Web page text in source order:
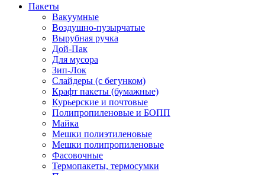
Пакеты
Вакуумные
Воздушно-пузырчатые
Вырубная ручка
Дой-Пак
Для мусора
Зип-Лок
Слайдеры (с бегунком)
Крафт пакеты (бумажные)
Курьерские и почтовые
Полипропиленовые и БОПП
Майка
Мешки полиэтиленовые
Мешки полипропиленовые
Фасовочные
Термопакеты, термосумки